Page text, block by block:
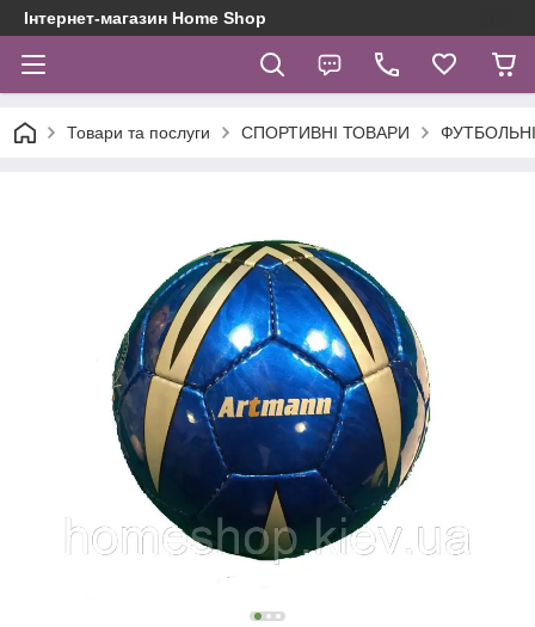
Інтернет-магазин Home Shop
Товари та послуги СПОРТИВНІ ТОВАРИ